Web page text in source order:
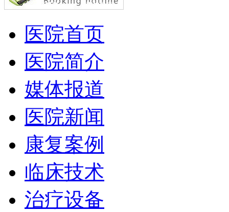
医院首页
医院简介
媒体报道
医院新闻
康复案例
临床技术
治疗设备